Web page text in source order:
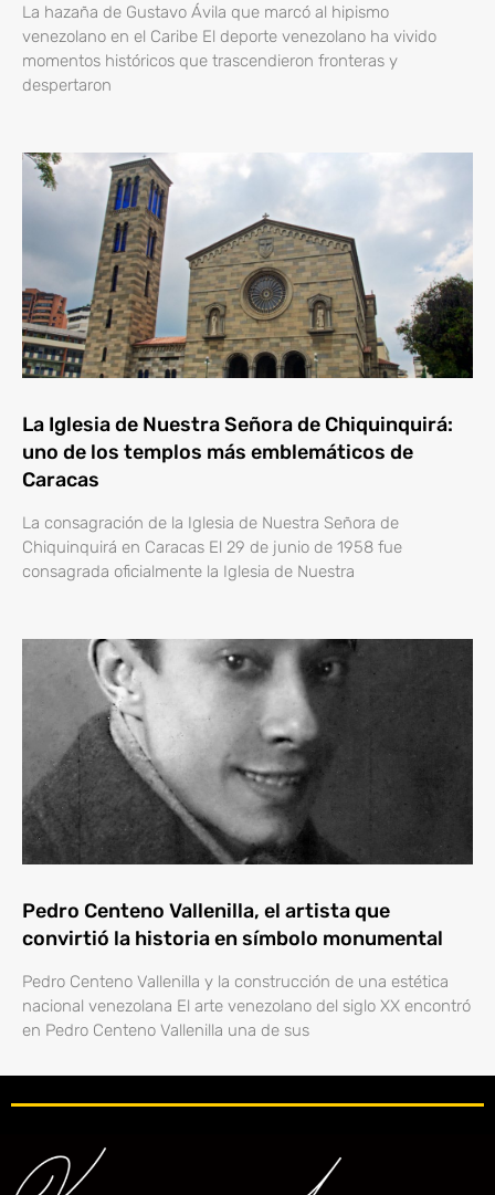
La hazaña de Gustavo Ávila que marcó al hipismo
venezolano en el Caribe El deporte venezolano ha vivido
momentos históricos que trascendieron fronteras y
despertaron
La Iglesia de Nuestra Señora de Chiquinquirá:
uno de los templos más emblemáticos de
Caracas
La consagración de la Iglesia de Nuestra Señora de
Chiquinquirá en Caracas El 29 de junio de 1958 fue
consagrada oficialmente la Iglesia de Nuestra
Pedro Centeno Vallenilla, el artista que
convirtió la historia en símbolo monumental
Pedro Centeno Vallenilla y la construcción de una estética
nacional venezolana El arte venezolano del siglo XX encontró
en Pedro Centeno Vallenilla una de sus